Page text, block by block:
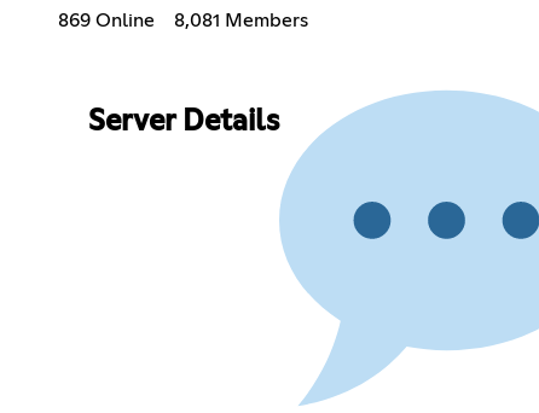
869 Online 8,081 Members
Server Details